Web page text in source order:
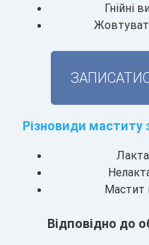
Гнійні
Різновиди маститу
Мастит
Відповідно до